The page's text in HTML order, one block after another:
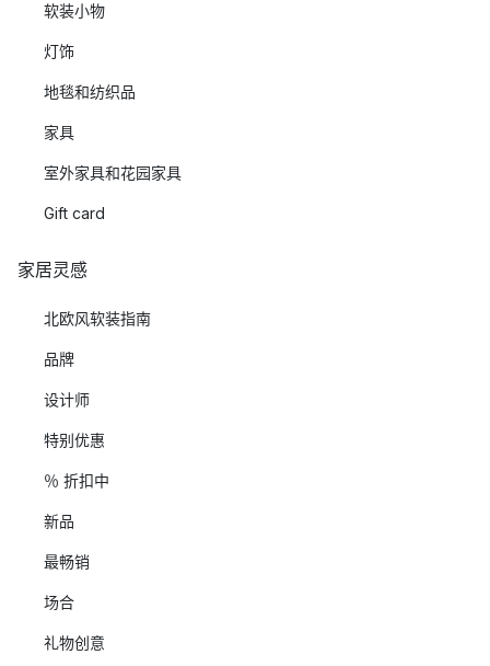
软装小物
灯饰
地毯和纺织品
家具
室外家具和花园家具
Gift card
家居灵感
北欧风软装指南
品牌
设计师
特别优惠
％ 折扣中
新品
最畅销
场合
礼物创意